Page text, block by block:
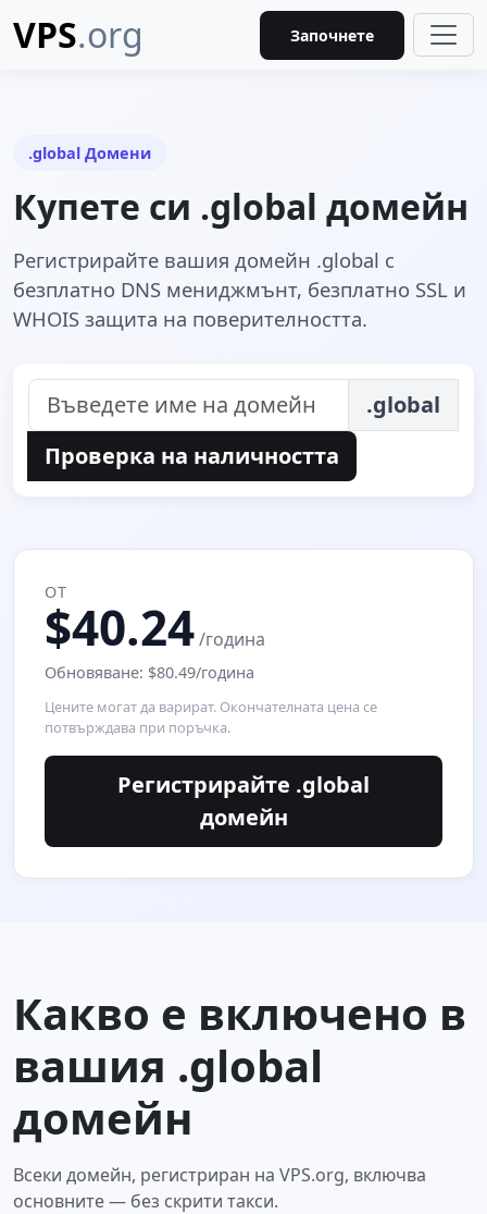
VPS.org Започнете
.global Домени
Купете си .global домейн
Регистрирайте вашия домейн .global с
безплатно DNS мениджмънт, безплатно SSL и
WHOIS защита на поверителността.
.global
Проверка на наличността
ОТ
$40.24/година
Обновяване: $80.49/година
Цените могат да варират. Окончателната цена се
потвърждава при поръчка.
Регистрирайте .global
домейн
Какво е включено в
вашия .global
домейн
Всеки домейн, регистриран на VPS.org, включва
основните — без скрити такси.